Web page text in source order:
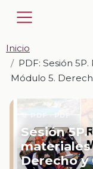
Inicio
PDF: Sesión
Módulo 5.
Sesión
Derecho y